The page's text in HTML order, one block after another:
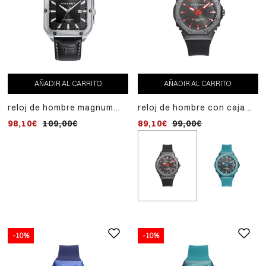
AÑADIR AL CARRITO
reloj de hombre magnum
piel negra
98,10€ 109,00€
AÑADIR AL CARRITO
reloj de hombre con caja
silicona negra
89,10€ 99,00€
-10% -10%